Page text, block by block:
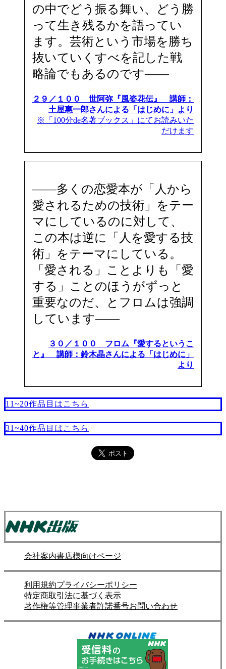
の中でどう振る舞い、どう勝
って生き残るかを語ってい
ます。芸術という市場を勝ち
抜いていくすべを記した戦
略論でもあるのです――
２９／１００ 世阿弥『風姿花伝』 講師：
土屋惠一郎さんによる「はじめに」より
※「100分de名著ブックス」にてお読みいた
だけます
――多くの恋愛本が「人から
愛されるための技術」をテー
マにしているのに対して、
この本は逆に「人を愛する技
術」をテーマにしている。
「愛される」ことよりも「愛
する」ことのほうがずっと
重要なのだ、とフロムは強調
しています――
３０／１００ フロム『愛するというこ
と』 講師：鈴木晶さんによる「はじめに」
より
11~20作品目はこちら
31~40作品目はこちら
会社案内書店様向けページ
利用規約プライバシーポリシー
特定商取引法に基づく表示
著作権等管理事業者許諾番号お問い合わせ